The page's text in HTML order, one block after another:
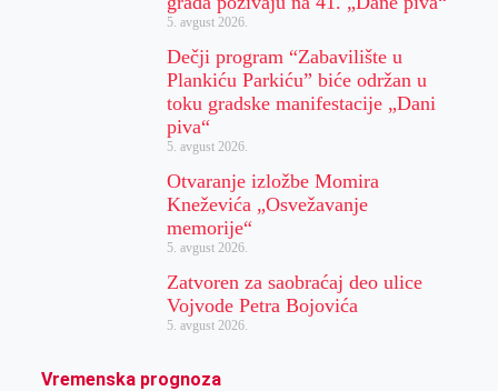
5. avgust 2026.
Dečji program “Zabavilište u
Plankiću Parkiću” biće održan u
toku gradske manifestacije „Dani
piva“
5. avgust 2026.
Otvaranje izložbe Momira
Kneževića „Osvežavanje
memorije“
5. avgust 2026.
Zatvoren za saobraćaj deo ulice
Vojvode Petra Bojovića
5. avgust 2026.
Vremenska prognoza